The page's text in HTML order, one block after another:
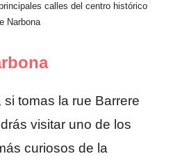
calles del centro histórico
Narbona
tomas la rue Barrere
visitar uno de los
curiosos de la